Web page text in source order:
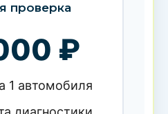
проверка
₽
1 автомобиля